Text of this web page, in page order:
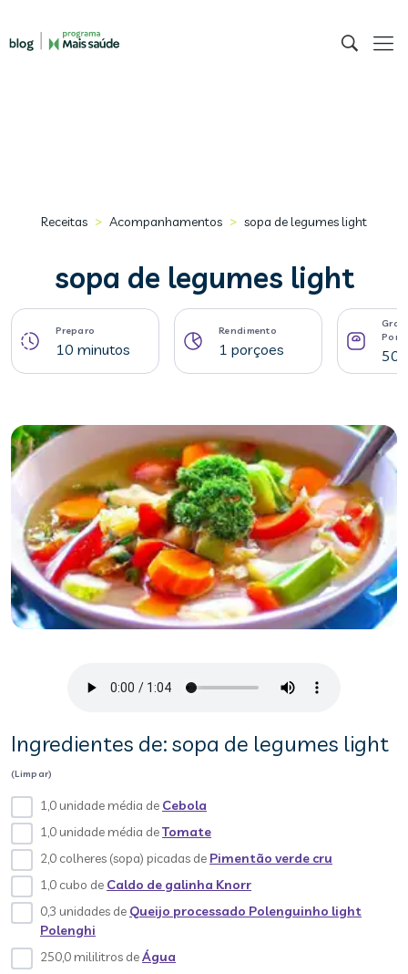
Receitas > Acompanhamentos > sopa de legumes light
sopa de legumes light
Preparo
10 minutos
Rendimento
1 porçoes
Ingredientes de: sopa de legumes light
(Limpar)
1,0 unidade média de Cebola
1,0 unidade média deTomate
2,0 colheres (sopa) picadas de Pimentão verde cru
1,0 cubo de Caldo de galinha Knorr
0,3 unidades de Queijo processado Polenguinho light
Polenghi
250,0 mililitros deÁgua